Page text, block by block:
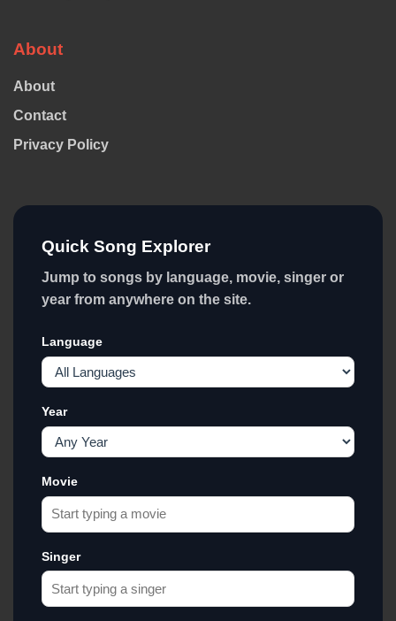
About
About
Contact
Privacy Policy
Quick Song Explorer
Jump to songs by language, movie, singer or
year from anywhere on the site.
Language
Year
Movie
Singer